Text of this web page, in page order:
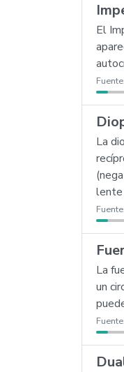
El
Fuente:
La
lente
Fuente:
La
un
Fuente: